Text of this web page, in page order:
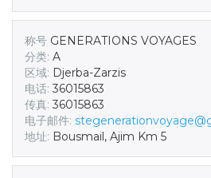
称号 GENERATIONS VOYAGES
分类: A
区域: Djerba-Zarzis
电话: 36015863
传真: 36015863
电子邮件:
地址: Bousmail, Ajim Km 5